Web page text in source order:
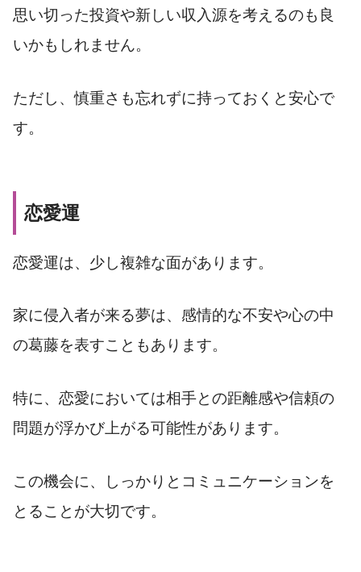
思い切った投資や新しい収入源を考えるのも良
いかもしれません。
ただし、慎重さも忘れずに持っておくと安心で
す。
恋愛運
恋愛運は、少し複雑な面があります。
家に侵入者が来る夢は、感情的な不安や心の中
の葛藤を表すこともあります。
特に、恋愛においては相手との距離感や信頼の
問題が浮かび上がる可能性があります。
この機会に、しっかりとコミュニケーションを
とることが大切です。